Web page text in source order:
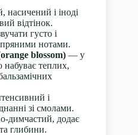
і іноді
відтінок.
густо і
нотами.
blossom) — у
набуває теплих,
і
зі смолами.
димчастий, додає
глибини.